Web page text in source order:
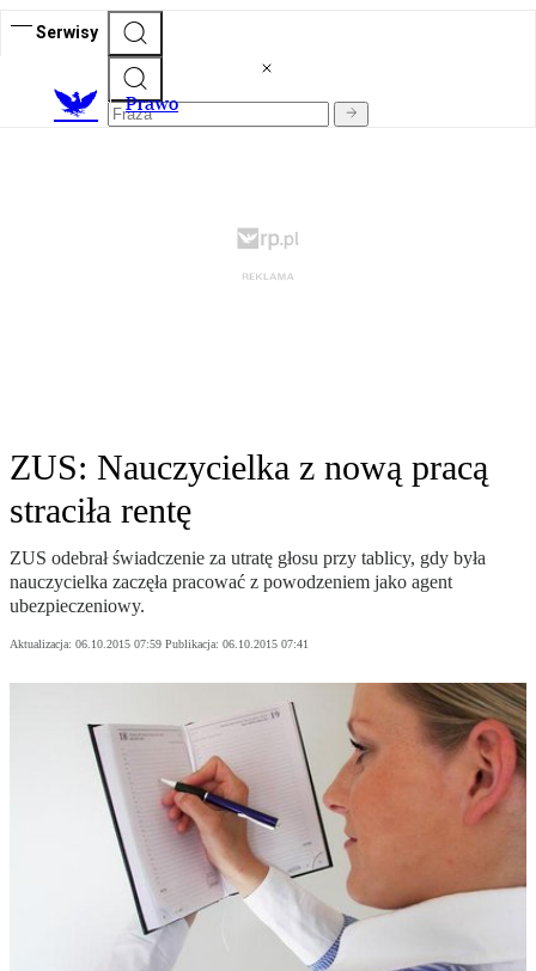
Serwisy
Prawo
ZUS: Nauczycielka z nową pracą
straciła rentę
ZUS odebrał świadczenie za utratę głosu przy tablicy, gdy była
nauczycielka zaczęła pracować z powodzeniem jako agent
ubezpieczeniowy.
Aktualizacja: 06.10.2015 07:59 Publikacja: 06.10.2015 07:41